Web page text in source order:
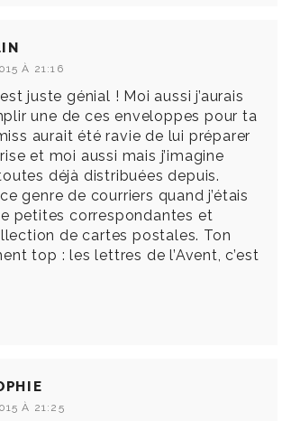
À 21:16
juste génial ! Moi aussi j’aurais
une de ces enveloppes pour ta
aurait été ravie de lui préparer
et moi aussi mais j’imagine
déjà distribuées depuis.
genre de courriers quand j’étais
petites correspondantes et
de cartes postales. Ton
top : les lettres de l’Avent, c’est
À 21:25